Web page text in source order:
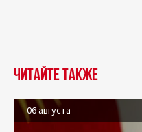
Читайте также
06 августа